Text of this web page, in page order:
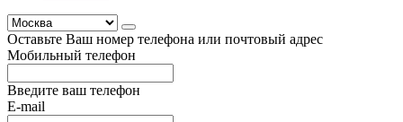
Оставьте Ваш номер телефона или почтовый адрес
Мобильный телефон
Введите ваш телефон
E-mail